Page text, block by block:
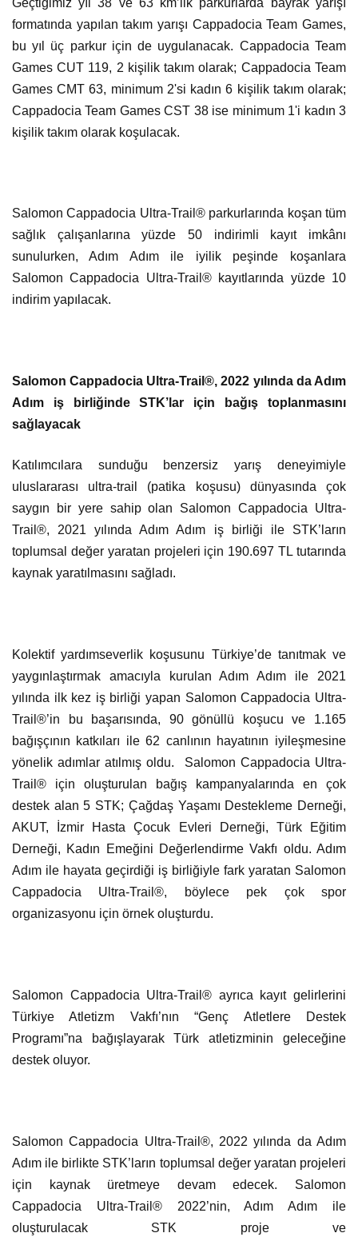
Geçtiğimiz yıl 38 ve 63 km’lik parkurlarda bayrak yarışı
formatında yapılan takım yarışı Cappadocia Team Games,
bu yıl üç parkur için de uygulanacak. Cappadocia Team
Games CUT 119, 2 kişilik takım olarak; Cappadocia Team
Games CMT 63, minimum 2'si kadın 6 kişilik takım olarak;
Cappadocia Team Games CST 38 ise minimum 1'i kadın 3
kişilik takım olarak koşulacak.
Salomon Cappadocia Ultra-Trail® parkurlarında koşan tüm
sağlık çalışanlarına yüzde 50 indirimli kayıt imkânı
sunulurken, Adım Adım ile iyilik peşinde koşanlara
Salomon Cappadocia Ultra-Trail® kayıtlarında yüzde 10
indirim yapılacak.
Salomon Cappadocia Ultra-Trail®, 2022 yılında da Adım
Adım iş birliğinde STK’lar için bağış toplanmasını
sağlayacak
Katılımcılara sunduğu benzersiz yarış deneyimiyle
uluslararası ultra-trail (patika koşusu) dünyasında çok
saygın bir yere sahip olan Salomon Cappadocia Ultra-
Trail®, 2021 yılında Adım Adım iş birliği ile STK’ların
toplumsal değer yaratan projeleri için 190.697 TL tutarında
kaynak yaratılmasını sağladı.
Kolektif yardımseverlik koşusunu Türkiye’de tanıtmak ve
yaygınlaştırmak amacıyla kurulan Adım Adım ile 2021
yılında ilk kez iş birliği yapan Salomon Cappadocia Ultra-
Trail®’in bu başarısında, 90 gönüllü koşucu ve 1.165
bağışçının katkıları ile 62 canlının hayatının iyileşmesine
yönelik adımlar atılmış oldu. Salomon Cappadocia Ultra-
Trail® için oluşturulan bağış kampanyalarında en çok
destek alan 5 STK; Çağdaş Yaşamı Destekleme Derneği,
AKUT, İzmir Hasta Çocuk Evleri Derneği, Türk Eğitim
Derneği, Kadın Emeğini Değerlendirme Vakfı oldu. Adım
Adım ile hayata geçirdiği iş birliğiyle fark yaratan Salomon
Cappadocia Ultra-Trail®, böylece pek çok spor
organizasyonu için örnek oluşturdu.
Salomon Cappadocia Ultra-Trail® ayrıca kayıt gelirlerini
Türkiye Atletizm Vakfı’nın “Genç Atletlere Destek
Programı”na bağışlayarak Türk atletizminin geleceğine
destek oluyor.
Salomon Cappadocia Ultra-Trail®, 2022 yılında da Adım
Adım ile birlikte STK’ların toplumsal değer yaratan projeleri
için kaynak üretmeye devam edecek. Salomon
Cappadocia Ultra-Trail® 2022’nin, Adım Adım ile
oluşturulacak STK proje ve